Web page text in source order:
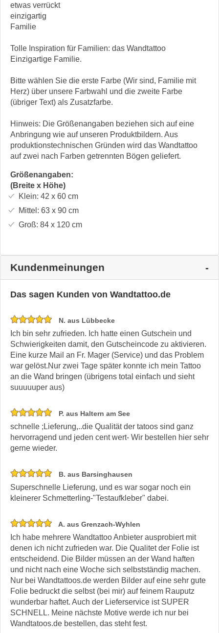
etwas verrückt
einzigartig
Familie
Tolle Inspiration für Familien: das Wandtattoo
Einzigartige Familie.
Bitte wählen Sie die erste Farbe (Wir sind, Familie mit
Herz) über unsere Farbwahl und die zweite Farbe
(übriger Text) als Zusatzfarbe.
Hinweis: Die Größenangaben beziehen sich auf eine
Anbringung wie auf unseren Produktbildern. Aus
produktionstechnischen Gründen wird das Wandtattoo
auf zwei nach Farben getrennten Bögen geliefert.
Größenangaben:
(Breite x Höhe)
Klein: 42 x 60cm
Mittel: 63 x 90cm
Groß: 84 x 120cm
Kundenmeinungen
Das sagen Kunden von Wandtattoo.de
N. aus Lübbecke
Ich bin sehr zufrieden. Ich hatte einen Gutschein und
Schwierigkeiten damit, den Gutscheincode zu aktivieren.
Eine kurze Mail an Fr. Mager (Service) und das Problem
war gelöst.Nur zwei Tage später konnte ich mein Tattoo
an die Wand bringen (übrigens total einfach und sieht
suuuuuper aus)
P. aus Haltern am See
schnelle ;Lieferung,..die Qualität der tatoos sind ganz
hervorragend und jeden cent wert- Wir bestellen hier sehr
gerne wieder.
B. aus Barsinghausen
Superschnelle Lieferung, und es war sogar noch ein
kleinerer Schmetterling-"Testaufkleber" dabei.
A. aus Grenzach-Wyhlen
Ich habe mehrere Wandtattoo Anbieter ausprobiert mit
denen ich nicht zufrieden war. Die Qualitet der Folie ist
entscheidend. Die Bilder müssen an der Wand haften
und nicht nach eine Woche sich selbstständig machen.
Nur bei Wandtattoos.de werden Bilder auf eine sehr gute
Folie bedruckt die selbst (bei mir) auf feinem Rauputz
wunderbar haftet. Auch der Lieferservice ist SUPER
SCHNELL. Meine nächste Motive werde ich nur bei
Wandtatoos.de bestellen, das steht fest.